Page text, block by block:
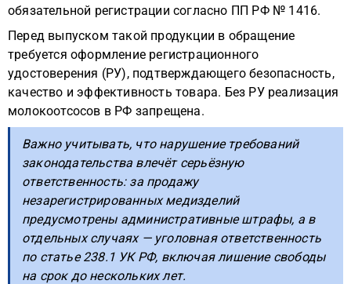
обязательной регистрации согласно ПП РФ № 1416.
Перед выпуском такой продукции в обращение
требуется оформление регистрационного
удостоверения (РУ), подтверждающего безопасность,
качество и эффективность товара. Без РУ реализация
молокоотсосов в РФ запрещена.
Важно учитывать, что нарушение требований
законодательства влечёт серьёзную
ответственность: за продажу
незарегистрированных медизделий
предусмотрены административные штрафы, а в
отдельных случаях — уголовная ответственность
по статье 238.1 УК РФ, включая лишение свободы
на срок до нескольких лет.